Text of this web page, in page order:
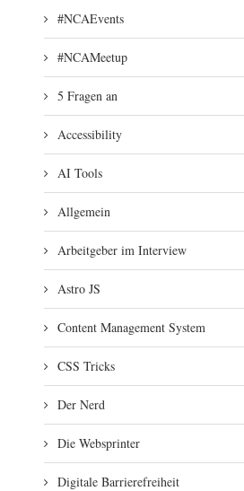
#NCAEvents
#NCAMeetup
5 Fragen an
Accessibility
AI Tools
Allgemein
Arbeitgeber im Interview
Astro JS
Content Management System
CSS Tricks
Der Nerd
Die Websprinter
Digitale Barrierefreiheit